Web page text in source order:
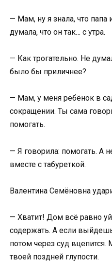
— Мам, ну я знала, что папа
думала, что он так… с утра.
— Как трогательно. Не
было бы приличнее?
— Мам, у меня ребёнок в
сокращении. Ты сама
помогать.
— Я говорила: помогать. А
вместе с табуреткой.
Валентина Семёновна
— Хватит! Дом всё равно
содержать. А если
потом через суд
твоей поздней глупости.